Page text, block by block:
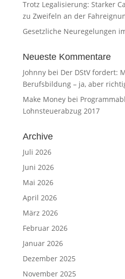
Trotz Legalisierung: Starker
zu Zweifeln an der
Gesetzliche Neuregelungen
Neueste Kommentare
Johnnybei Der DStV fordert:
Berufsbildung – ja, aber
Make Moneybei
Lohnsteuerabzug 2017
Archive
Juli 2026
Juni 2026
Mai 2026
April 2026
März 2026
Februar 2026
Januar 2026
Dezember 2025
November 2025